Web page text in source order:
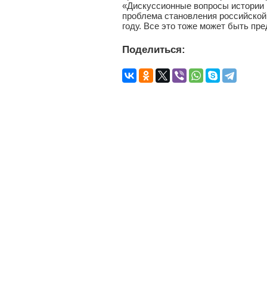
«Дискуссионные вопросы истории
проблема становления
году. Все это тоже может быть
Поделиться: